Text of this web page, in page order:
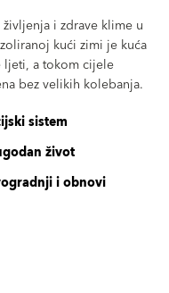
i zdrave klime u
kući zimi je kuća
ljeti, a tokom cijele
bez velikih kolebanja.
sistem
život
i obnovi